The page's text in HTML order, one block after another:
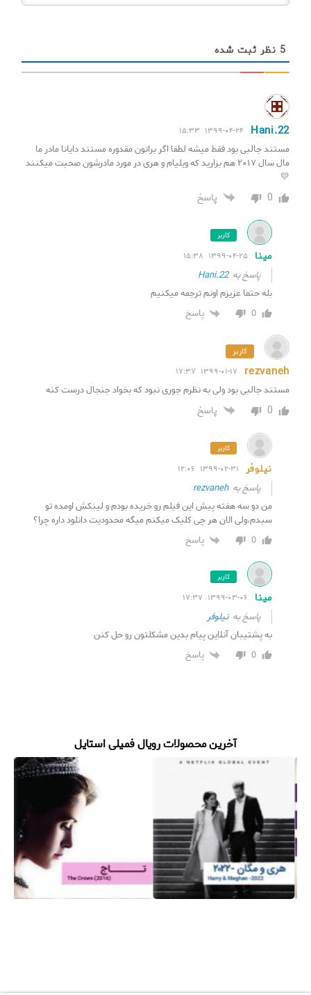
5 نظر ثبت شده
Hani.22 ۱۳۹۹-۰۴-۲۴ ۱۵:۳۳
مستند جالبی بود فقط میشه لطفا اگر براتون مقدوره مستند دایانا مادر ما
مال سال ۲۰۱۷ هم بزارید که ویلیام و هری در مورد مادرشون صحبت میکنند
💛
0 پاسخ
کاربر
مینا ۱۳۹۹-۰۴-۲۵ ۱۵:۳۸
پاسخ بهHani.22
بله حتما عزیزم اونم ترجمه میکنیم
0
پاسخ
کاربر
rezvaneh ۱۳۹۹-۰۱-۱۷ ۱۷:۳۷
مستند جالبی بود ولی به نظرم جوری نبود که بخواد جنجال درست کنه
0 پاسخ
کاربر
نیلوفر ۱۳۹۹-۰۲-۳۱ ۱۲:۰۶
پاسخ بهrezvaneh
من دو سه هفته پیش این فیلم رو خریده بودم و لینکش اومده تو
سبدم،ولی الان هر چی کلیک میکنم میگه محدودیت دانلود داره چرا؟
0
پاسخ
کاربر
مینا ۱۳۹۹-۰۳-۰۶ ۱۷:۳۷
پاسخ بهنیلوفر
به پشتیبان آنلاین پیام بدین مشکلتون رو حل کنن
0
پاسخ
آخرین محصولات رویال فمیلی استایل